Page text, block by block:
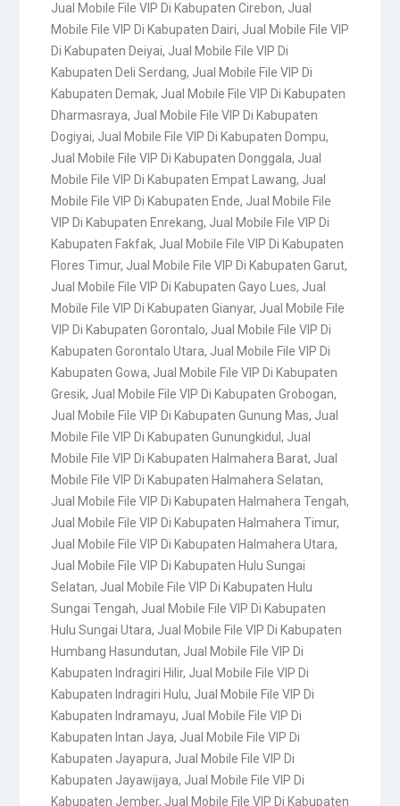
Jual Mobile File VIP Di Kabupaten Cirebon, Jual
Mobile File VIP Di Kabupaten Dairi, Jual Mobile File VIP
Di Kabupaten Deiyai, Jual Mobile File VIP Di
Kabupaten Deli Serdang, Jual Mobile File VIP Di
Kabupaten Demak, Jual Mobile File VIP Di Kabupaten
Dharmasraya, Jual Mobile File VIP Di Kabupaten
Dogiyai, Jual Mobile File VIP Di Kabupaten Dompu,
Jual Mobile File VIP Di Kabupaten Donggala, Jual
Mobile File VIP Di Kabupaten Empat Lawang, Jual
Mobile File VIP Di Kabupaten Ende, Jual Mobile File
VIP Di Kabupaten Enrekang, Jual Mobile File VIP Di
Kabupaten Fakfak, Jual Mobile File VIP Di Kabupaten
Flores Timur, Jual Mobile File VIP Di Kabupaten Garut,
Jual Mobile File VIP Di Kabupaten Gayo Lues, Jual
Mobile File VIP Di Kabupaten Gianyar, Jual Mobile File
VIP Di Kabupaten Gorontalo, Jual Mobile File VIP Di
Kabupaten Gorontalo Utara, Jual Mobile File VIP Di
Kabupaten Gowa, Jual Mobile File VIP Di Kabupaten
Gresik, Jual Mobile File VIP Di Kabupaten Grobogan,
Jual Mobile File VIP Di Kabupaten Gunung Mas, Jual
Mobile File VIP Di Kabupaten Gunungkidul , Jual
Mobile File VIP Di Kabupaten Halmahera Barat, Jual
Mobile File VIP Di Kabupaten Halmahera Selatan,
Jual Mobile File VIP Di Kabupaten Halmahera Tengah,
Jual Mobile File VIP Di Kabupaten Halmahera Timur,
Jual Mobile File VIP Di Kabupaten Halmahera Utara,
Jual Mobile File VIP Di Kabupaten Hulu Sungai
Selatan, Jual Mobile File VIP Di Kabupaten Hulu
Sungai Tengah, Jual Mobile File VIP Di Kabupaten
Hulu Sungai Utara, Jual Mobile File VIP Di Kabupaten
Humbang Hasundutan, Jual Mobile File VIP Di
Kabupaten Indragiri Hilir, Jual Mobile File VIP Di
Kabupaten Indragiri Hulu, Jual Mobile File VIP Di
Kabupaten Indramayu, Jual Mobile File VIP Di
Kabupaten Intan Jaya, Jual Mobile File VIP Di
Kabupaten Jayapura, Jual Mobile File VIP Di
Kabupaten Jayawijaya, Jual Mobile File VIP Di
Kabupaten Jember, Jual Mobile File VIP Di Kabupaten